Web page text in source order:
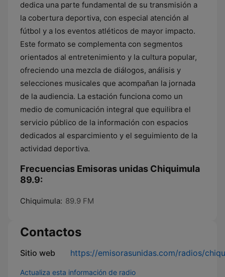
dedica una parte fundamental de su transmisión a
la cobertura deportiva, con especial atención al
fútbol y a los eventos atléticos de mayor impacto.
Este formato se complementa con segmentos
orientados al entretenimiento y la cultura popular,
ofreciendo una mezcla de diálogos, análisis y
selecciones musicales que acompañan la jornada
de la audiencia. La estación funciona como un
medio de comunicación integral que equilibra el
servicio público de la información con espacios
dedicados al esparcimiento y el seguimiento de la
actividad deportiva.
Frecuencias Emisoras unidas Chiquimula
89.9:
Chiquimula: 89.9 FM
Contactos
Sitio web https://emisorasunidas.com/radios/
Actualiza esta información de radio